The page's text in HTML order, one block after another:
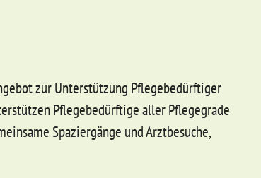
zur Unterstützung Pflegebedürftiger
Pflegebedürftige aller Pflegegrade
Spaziergänge und Arztbesuche,